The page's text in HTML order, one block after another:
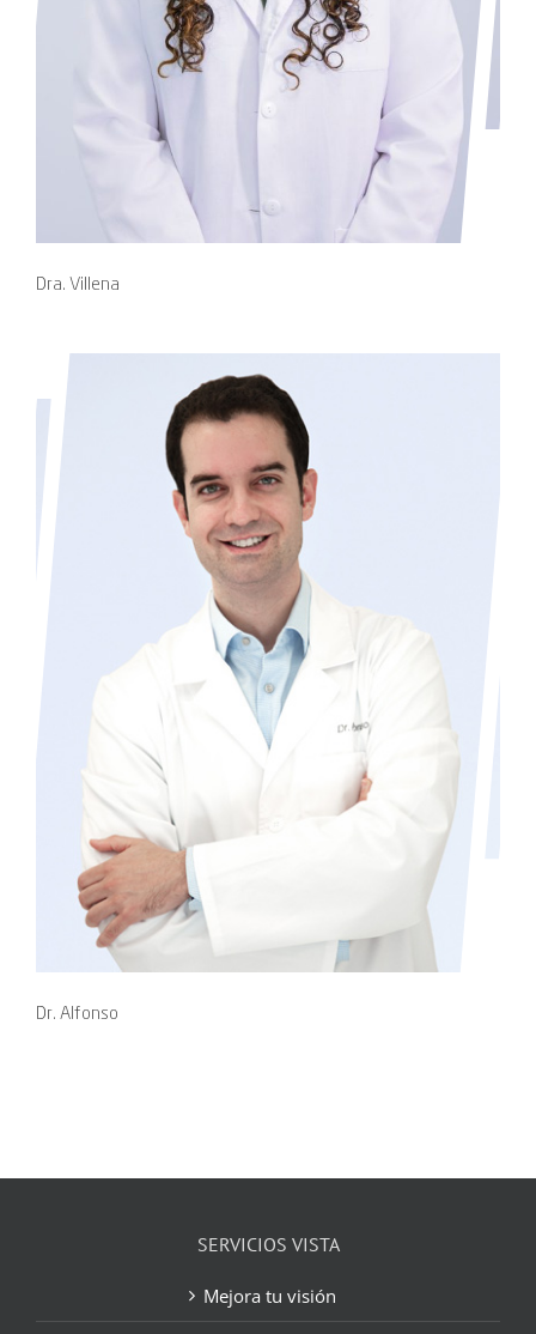
Dra. Villena
Dr. Alfonso
SERVICIOS VISTA
Mejora tu visión